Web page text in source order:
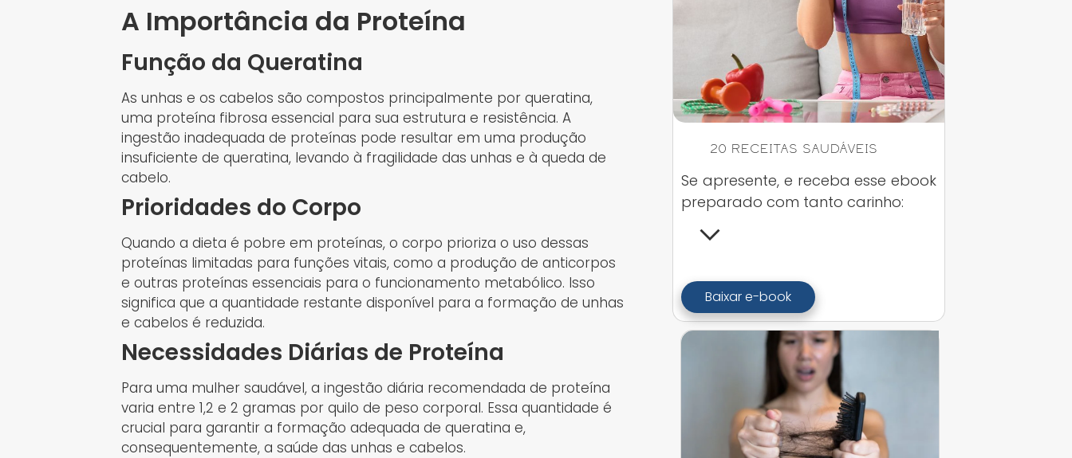
20 RECEITAS SAUDÁVEIS
Se apresente, e receba esse ebook
preparado com tanto carinho:
Baixar e-book
A Importância da Proteína
Função da Queratina
As unhas e os cabelos são compostos principalmente por queratina,
uma proteína fibrosa essencial para sua estrutura e resistência. A
ingestão inadequada de proteínas pode resultar em uma produção
insuficiente de queratina, levando à fragilidade das unhas e à queda de
cabelo.
Prioridades do Corpo
Quando a dieta é pobre em proteínas, o corpo prioriza o uso dessas
proteínas limitadas para funções vitais, como a produção de anticorpos
e outras proteínas essenciais para o funcionamento metabólico. Isso
significa que a quantidade restante disponível para a formação de unhas
e cabelos é reduzida.
Necessidades Diárias de Proteína
Para uma mulher saudável, a ingestão diária recomendada de proteína
varia entre 1,2 e 2 gramas por quilo de peso corporal. Essa quantidade é
crucial para garantir a formação adequada de queratina e,
consequentemente, a saúde das unhas e cabelos.